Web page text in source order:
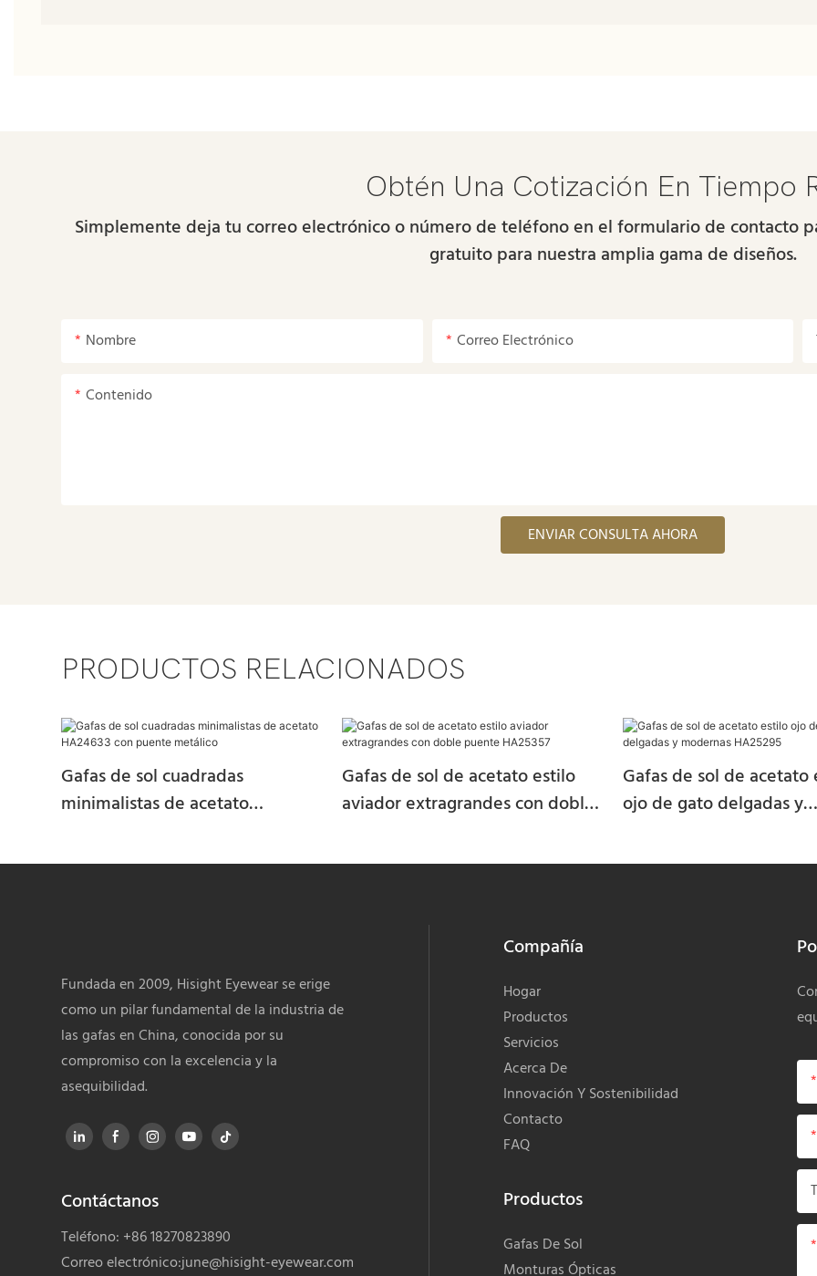
Obtén Una Cotización En Tiempo
Simplemente deja tu correo electrónico o número de teléfono en el formulario de contacto
gratuito para nuestra amplia gama de diseños.
Nombre Correo Electrónico
Contenido
ENVIAR CONSULTA AHORA
PRODUCTOS RELACIONADOS
Gafas de sol cuadradas
minimalistas de acetato
Gafas de sol de acetato estilo
aviador extragrandes con doble
Gafas de sol de acetato
ojo de gato delgadas y
Fundada en 2009, Hisight Eyewear se erige
como un pilar fundamental de la industria de
las gafas en China, conocida por su
compromiso con la excelencia y la
asequibilidad.
Contáctanos
Teléfono: +86 18270823890
Correo electrónico:june@hisight-eyewear.com
Compañía
Hogar
Productos
Servicios
Acerca De
Innovación Y Sostenibilidad
Contacto
FAQ
Productos
Gafas De Sol
Monturas Ópticas